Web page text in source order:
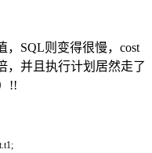
，SQL则变得很慢，cost
，并且执行计划居然走了
!!
t1 ;